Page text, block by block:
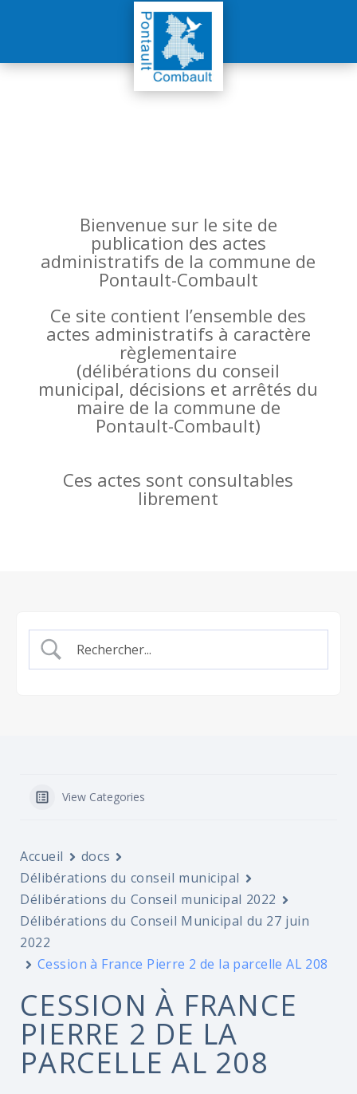
Bienvenue sur le site de
publication des actes
administratifs de la commune de
Pontault-Combault
Ce site contient l’ensemble des
actes administratifs à caractère
règlementaire
(délibérations du conseil
municipal, décisions et arrêtés du
maire de la commune de
Pontault-Combault)
Ces actes sont consultables
librement
View Categories
Accueil
docs
Délibérations du conseil municipal
Délibérations du Conseil municipal 2022
Délibérations du Conseil Municipal du 27 juin
2022
Cession à France Pierre 2 de la parcelle AL 208
CESSION À FRANCE
PIERRE 2 DE LA
PARCELLE AL 208